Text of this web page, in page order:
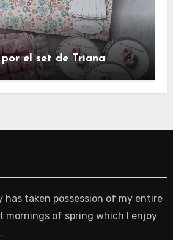
el set de Triana
taken possession of my entire
mornings of spring which I enjoy